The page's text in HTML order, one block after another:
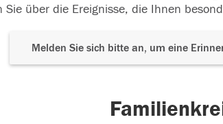
Sie über die Ereignisse, die Ihnen
Melden Sie sich bitte an, um eine